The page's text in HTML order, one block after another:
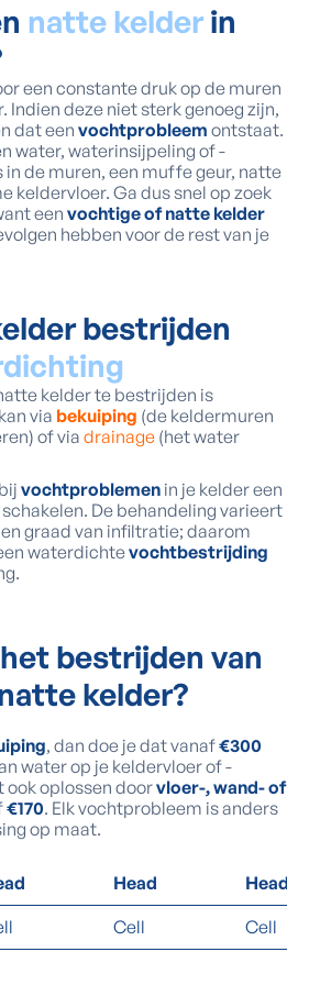
natte kelder in
een constante druk op de muren
Indien deze niet sterk genoeg zijn,
dat een vochtprobleem ontstaat.
water, waterinsijpeling of -
de muren, een muffe geur, natte
keldervloer. Ga dus snel op zoek
eenvochtige of natte kelder
hebben voor de rest van je
bestrijden
kelder te bestrijden is
via bekuiping (de keldermuren
of via drainage (het water
vochtproblemen in je kelder een
De behandeling varieert
graad van infiltratie; daarom
waterdichtevochtbestrijding
het bestrijden van
kelder?
, dan doe je dat vanaf€300
water op je keldervloer of -
ook oplossen doorvloer-, wand- of
€170. Elk vochtprobleem is anders
op maat.
Head
Head
Cell Cell